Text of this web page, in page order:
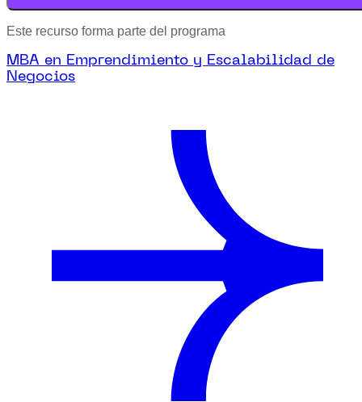
Este recurso forma parte del programa
MBA en Emprendimiento y Escalabilidad de
Negocios